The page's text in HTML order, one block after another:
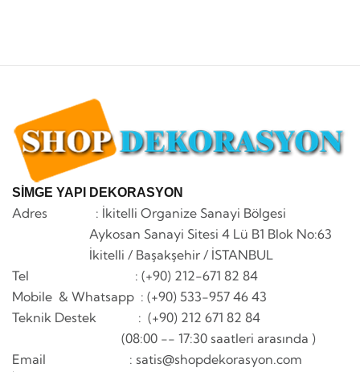
SİMGE YAPI DEKORASYON
Adres : İkitelli Organize Sanayi Bölgesi
Aykosan Sanayi Sitesi 4 Lü B1 Blok No:63
İkitelli / Başakşehir / İSTANBUL
Tel : (+90) 212-671 82 84
Mobile & Whatsapp : (+90) 533-957 46 43
Teknik Destek : (+90) 212 671 82 84
(08:00 -- 17:30 saatleri arasında )
Email : satis@shopdekorasyon.com